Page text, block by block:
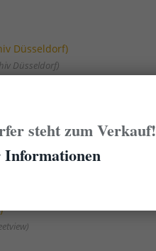
Düsseldorf)
der beiden Restaurants
das Cornelius-Haus
Häuserblock fast
Tamms
steht zum Verkauf!